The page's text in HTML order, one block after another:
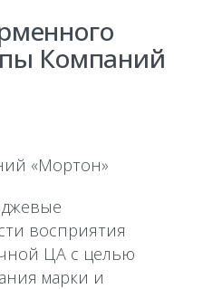
Компаний
«Мортон»
восприятия
ЦА с целью
марки и